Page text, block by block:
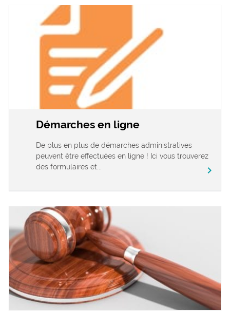
Démarches en ligne
De plus en plus de démarches administratives
peuvent être effectuées en ligne ! Ici vous trouverez
des formulaires et...
chevron_right